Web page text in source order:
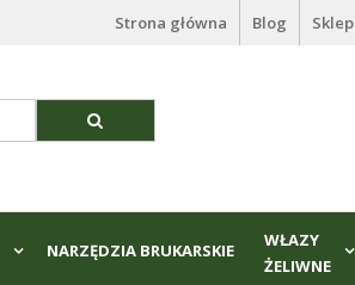
Strona główna Blog Sklep
NARZĘDZIA BRUKARSKIE
WŁAZY
ŻELIWNE